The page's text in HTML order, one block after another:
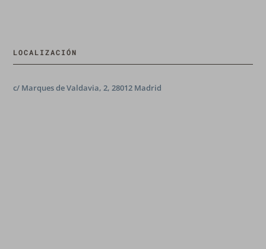
LOCALIZACIÓN
c/ Marques de Valdavia, 2, 28012 Madrid